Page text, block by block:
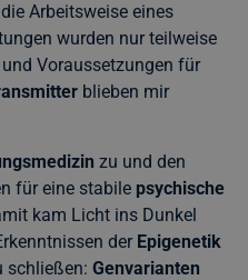
Arbeitsweise eines
wurden nur teilweise
Voraussetzungen für
blieben mir
zu und den
für eine stabile psychische
kam Licht ins Dunkel
der Epigenetik
schließen: Genvarianten